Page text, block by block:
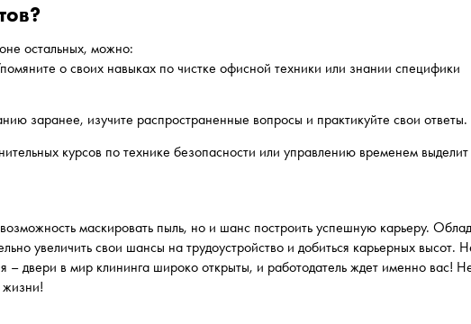
остальных, можно:
о своих навыках по чистке офисной техники или знании специфики
заранее, изучите распространенные вопросы и практикуйте свои ответы.
курсов по технике безопасности или управлению временем выделит
маскировать пыль, но и шанс построить успешную карьеру.
увеличить свои шансы на трудоустройство и добиться карьерных высот.
– двери в мир клининга широко открыты, и работодатель ждет именно вас!
жизни!